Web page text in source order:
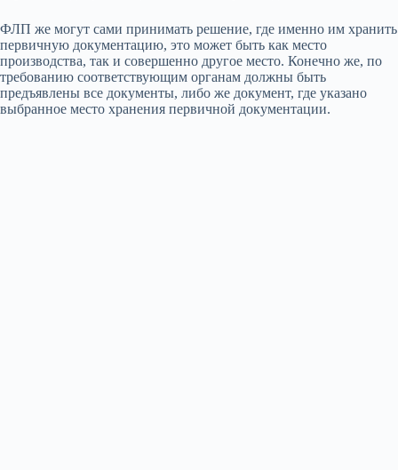
ФЛП же могут сами принимать решение, где именно им хранить
первичную документацию, это может быть как место
производства, так и совершенно другое место. Конечно же, по
требованию соответствующим органам должны быть
предъявлены все документы, либо же документ, где указано
выбранное место хранения первичной документации.